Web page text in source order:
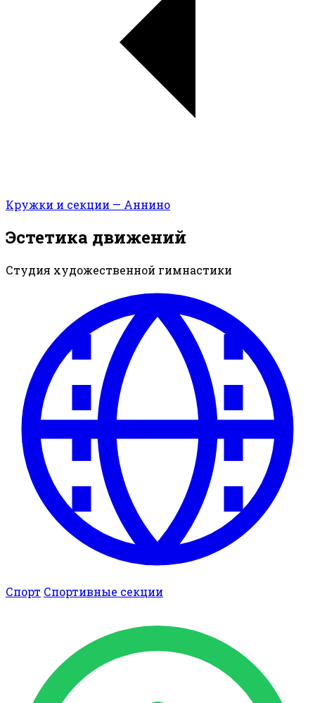
Кружки и секции — Аннино
Эстетика движений
Студия художественной гимнастики
Спорт Спортивные секции